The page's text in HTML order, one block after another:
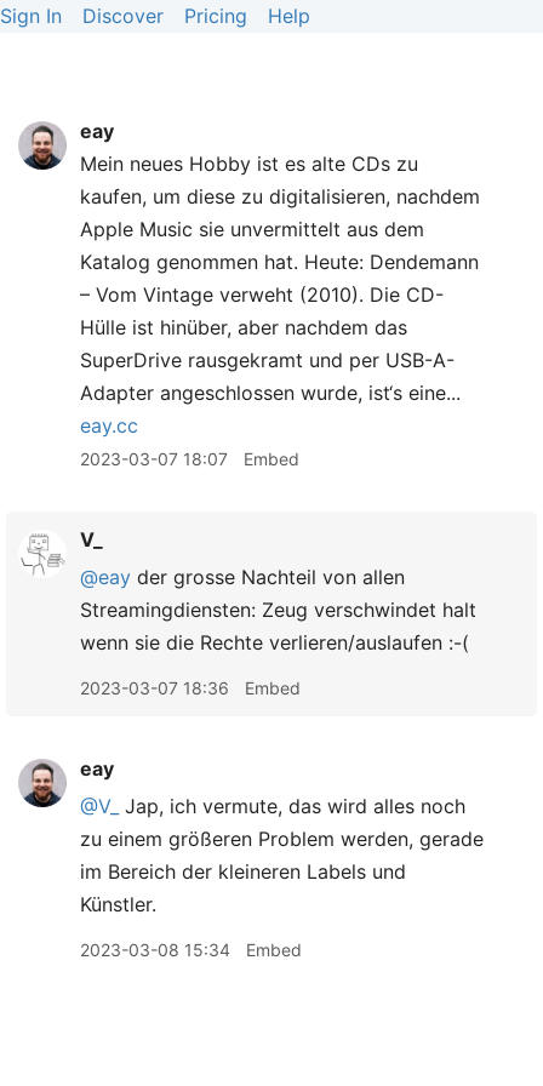
Sign In Discover Pricing Help
eay
Mein neues Hobby ist es alte CDs zu
kaufen, um diese zu digitalisieren, nachdem
Apple Music sie unvermittelt aus dem
Katalog genommen hat. Heute: Dendemann
– Vom Vintage verweht (2010). Die CD-
Hülle ist hinüber, aber nachdem das
SuperDrive rausgekramt und per USB-A-
Adapter angeschlossen wurde, ist‘s eine...
eay.cc
2023-03-07 18:07 Embed
V_
@eay der grosse Nachteil von allen
Streamingdiensten: Zeug verschwindet halt
wenn sie die Rechte verlieren/auslaufen :-(
2023-03-07 18:36 Embed
eay
@V_ Jap, ich vermute, das wird alles noch
zu einem größeren Problem werden, gerade
im Bereich der kleineren Labels und
Künstler.
2023-03-08 15:34 Embed